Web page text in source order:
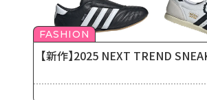
FASHION
【新作】2025 NEXT TREND